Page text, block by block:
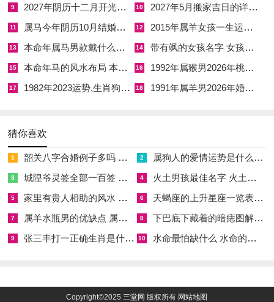
三、结合个人生肖跟风水布局
1.生肖相合原则
属马、羊 :优先选午时（11:00-13:00），火生土旺财！
若多人同行 - 避免全员生肖冲当日地支（如冲鼠日;属鼠者不参
出行前全家共祭财神（可用水果、香火） 增强集体财运...
3.风水布置
车内布局
:悬挂铜铃（化煞）＋黄色坐垫（土生金）,忌杂物堆积
9 2027年阴历十二月开光吉日 2027年12月开光吉日一览表 10 2027年5月搬家吉日的详细解释 2027年5月搬家吉日吉时查询
11 属马今年阴历10月结婚好吗 属马还有几年本命年结婚呢好吗 12 2015年属羊女孩一生运势 2015年属羊女2026年健康运好吗
13 本命年属马男款戴什么财神 本命年属马男士戴什么好一点 14 带有飒的女孩名字 女孩取名字带飒字有什么名字好听
15 本命年马的风水布局 本命年马的佛像怎么摆放 16 1992年属猴男2026年桃花运 1992年属猴男2026年感情运如何
17 1982年2023运势,生肖狗1982年2023运势 18 1991年属羊男2026年婚姻运势 1991年属羊男2026年感情运如何
猜你喜欢
1 韶关八字合婚例子多吗 韶关八字测风水 2 属狗人的爱情运势是什么意思 属狗的人爱情观
3 城隍爷灵签全部一百签 城隍爷灵签解签大全 4 火土男孩最佳名字 火土属性的字男孩名字有哪些
5 家里有贵人相助的风水 家里有贵人是什么意思 6 天蝎座的上升星座一览表 天蝎座的上升星座查询
7 属羊水瓶男的优缺点 属羊水瓶座男生性格爱情观 8 下巴底下藏着的暗痣图解 下巴尖底下有痣代表什么
9 张三丰打一正确生肖是什么意思 张三丰是指什么生肖 10 水命最怕缺什么 水命的人忌什么
Copyright©2025 三堂网 版权所有 网站地图